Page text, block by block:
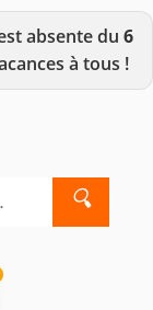
absente du 6
à tous !
🔍